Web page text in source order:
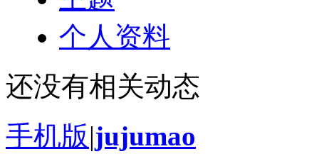
个人资料
还没有相关动态
手机版|jujumao